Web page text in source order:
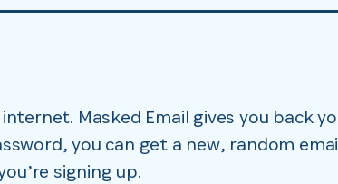
Masked Email gives you back
you can get a new, random
signing up.